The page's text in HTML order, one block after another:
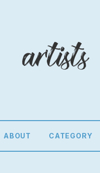
ABOUT CATEGORY